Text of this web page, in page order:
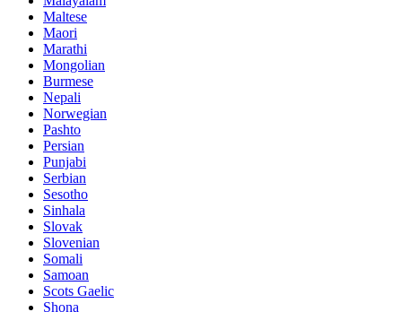
Maltese
Maori
Marathi
Mongolian
Burmese
Nepali
Norwegian
Pashto
Persian
Punjabi
Serbian
Sesotho
Sinhala
Slovak
Slovenian
Somali
Samoan
Scots Gaelic
Shona